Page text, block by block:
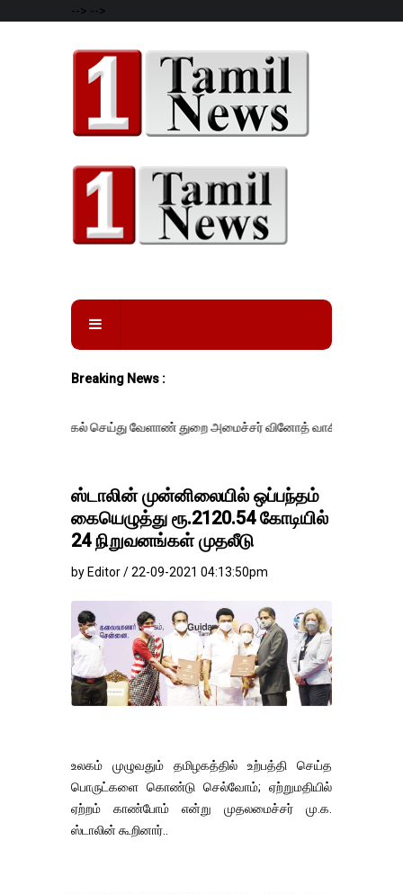
--> -->
Breaking News :
செய்து வேளாண் துறை அமைச்சர் வினோத் வாசித்து வருகிறார். �.
ஸ்டாலின் முன்னிலையில் ஒப்பந்தம்
கையெழுத்து ரூ.2120.54 கோடியில்
24 நிறுவனங்கள் முதலீடு
by Editor / 22-09-2021 04:13:50pm
உலகம் முழுவதும் தமிழகத்தில் உற்பத்தி செய்த
பொருட்களை கொண்டு செல்வோம்; ஏற்றுமதியில்
ஏற்றம் காண்போம் என்று முதலமைச்சர் மு.க.
ஸ்டாலின் கூறினார்..